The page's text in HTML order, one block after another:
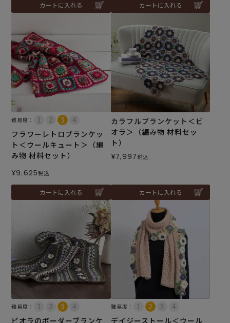
カートに入れる カートに入れる
難易度：
フラワーレトロブランケッ
ト＜ウールキュート＞（編
み物 材料セット）
¥9,625税込
カートに入れる
カラフルブランケット＜ビ
オラ＞（編み物 材料セッ
ト）
¥7,997税込
カートに入れる
難易度：
ビオラのボーダーブランケ
難易度：
デイジーストール＜ウール